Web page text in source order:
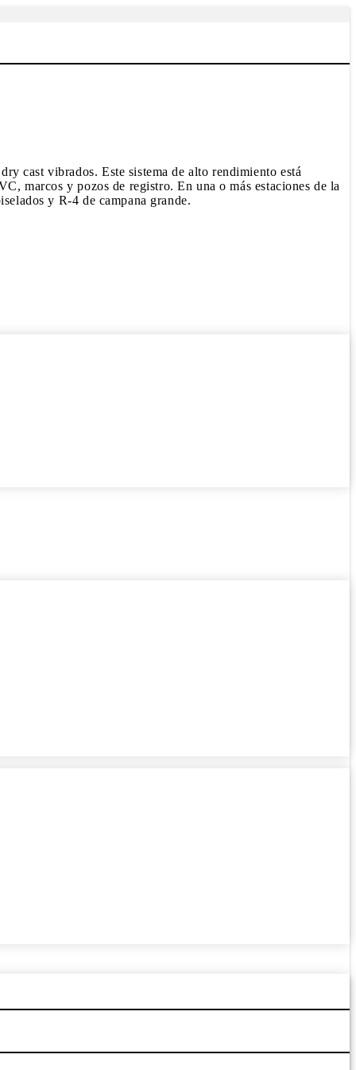
cast vibrados. Este sistema de alto rendimiento está
marcos y pozos de registro. En una o más estaciones de la
y R-4 de campana grande.